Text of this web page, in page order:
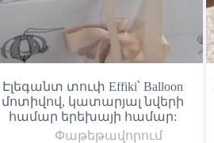
Էլեգանտ տուփ Effiki՝ Balloon
մոտիվով, կատարյալ նվերի
համար երեխայի համար:
Փաթեթավորում